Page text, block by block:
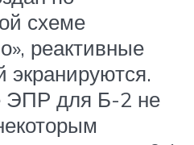
схеме
реактивные
экранируются.
ЭПР для Б-2 не